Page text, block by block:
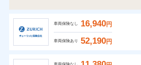
車両保険なし 16,940円
車両保険あり 52,190円